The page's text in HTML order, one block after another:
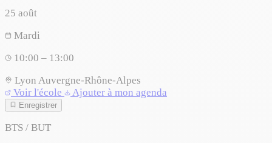
25 août
Mardi
10:00 – 13:00
Lyon Auvergne-Rhône-Alpes
Voir l'école
Ajouter à mon agenda
Enregistrer
BTS / BUT